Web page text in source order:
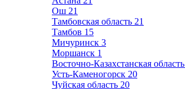
Ош 21
Тамбовская область 21
Тамбов 15
Мичуринск 3
Моршанск 1
Восточно-Казахстанская область
Усть-Каменогорск 20
Чуйская область 20